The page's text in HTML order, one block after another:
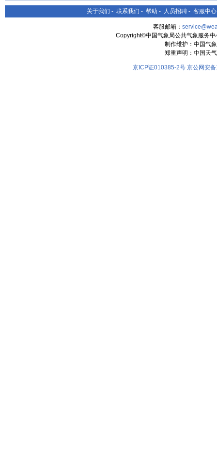
关于我们 - 联系我们 - 帮助 - 人员招聘 - 客服中心
客服邮箱：
Copyright©中国气象局公共气象服务
制作维护：中国气
郑重声明：中国天
京ICP证010385-2号 京公网安